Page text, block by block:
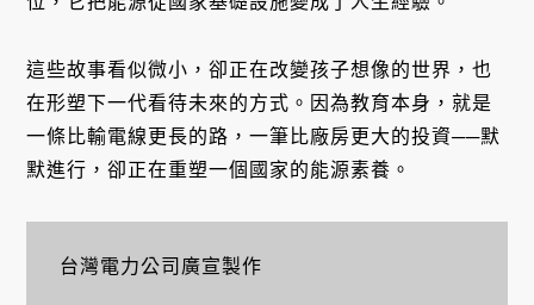
這些故事看似微小，卻正在改變孩子想像的世界，也
在形塑下一代看待未來的方式。因為教育本身，就是
一條比輸電線更長的路，一筆比廠房更大的投資──默
默進行，卻正在重塑一個國家的能源素養。
台灣電力公司廣宣製作